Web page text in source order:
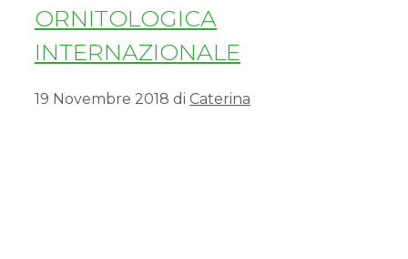
ORNITOLOGICA
INTERNAZIONALE
19 Novembre 2018 di Caterina